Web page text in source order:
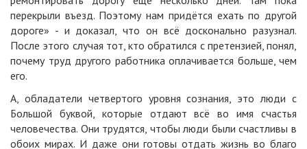
перекрыли въезд. Поэтому нам придётся ехать по другой
дороге» - и доказал, что он всё досконально разузнал.
После этого случая тот, кто обратился с претензией, понял,
почему труд другого работника оплачивается больше, чем
его.
А, обладатели четвертого уровня сознания, это люди с
Большой буквой, которые отдают всё во имя счастья
человечества. Они трудятся, чтобы люди были счастливы в
обоих мирах. И даже они готовы отдать жизнь во благо